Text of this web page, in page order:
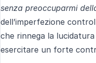
senza preoccuparmi
dell’imperfezione
che rinnega la
esercitare un forte